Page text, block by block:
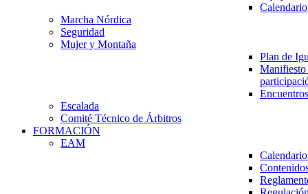
Calendario
Marcha Nórdica
Seguridad
Mujer y Montaña
Plan de
Escalada
Comité Técnico de Árbitros
FORMACIÓN
EAM